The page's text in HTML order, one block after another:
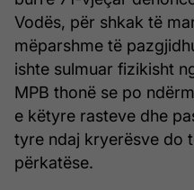
Vodës, për shkak të
mëparshme të
ishte sulmuar fizikisht
MPB thonë se po
e këtyre rasteve dhe
tyre ndaj kryerësve do
përkatëse.